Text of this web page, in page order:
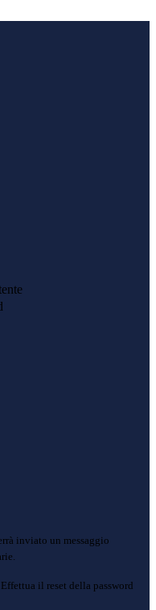
inviato un messaggio
il reset della password